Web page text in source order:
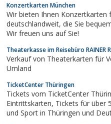
Konzertkarten München
Wir bieten Ihnen Konzertkarten
deutschlandweit, die Sie bequem im Internet bestellen können.
Wir freuen uns auf Sie!
Theaterkasse im Reisebüro RAINER
Verkauf von Theaterkarten für
Umland
TicketCenter Thüringen
Tickets vom TicketCenter
Eintrittskarten, Tickets für über 50.000 Veranstaltungen, Events
und Sport in Thüringen und